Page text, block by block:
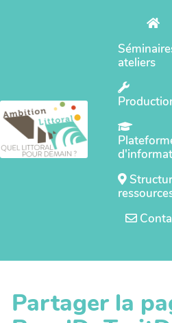
ateliers
Partager la